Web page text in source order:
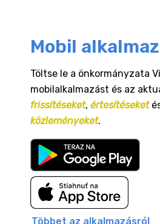
Mobil
Töltse le a önkormányzata
mobilalkalmazást és az
frissítéseket, értesítéseket
közleményeket.
Többet az alkalmazásról